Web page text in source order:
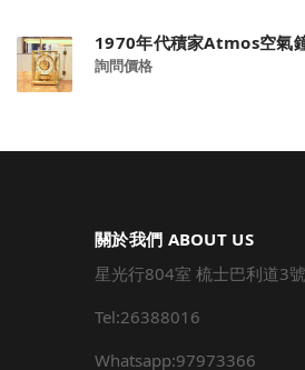
1970年代積家Atmos空氣
詢問價格
關於我們 ABOUT US
星光行804室 梳士巴利道3
Tel:26388016
Whatsapp:97973366